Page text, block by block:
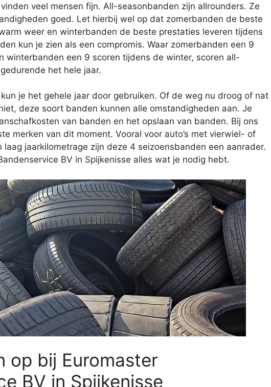
veel mensen fijn. All-seasonbanden zijn allrounders. Ze
goed. Let hierbij wel op dat zomerbanden de beste
weer en winterbanden de beste prestaties leveren tijdens
kun je zien als een compromis. Waar zomerbanden een 9
winterbanden een 9 scoren tijdens de winter, scoren all-
het hele jaar.
je het gehele jaar door gebruiken. Of de weg nu droog of nat
deze soort banden kunnen alle omstandigheden aan. Je
van banden en het opslaan van banden. Bij ons
merken van dit moment. Vooral voor auto’s met vierwiel- of
laag jaarkilometrage zijn deze 4 seizoensbanden een aanrader.
BV in Spijkenisse alles wat je nodig hebt.
op bij Euromaster
BV in Spijkenisse